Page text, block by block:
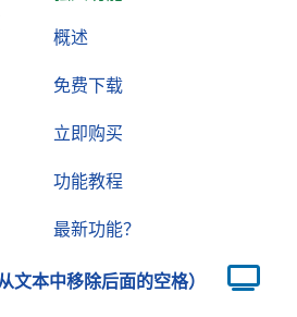
概述
免费下载
立即购买
功能教程
最新功能？
文本中移除后面的空格）